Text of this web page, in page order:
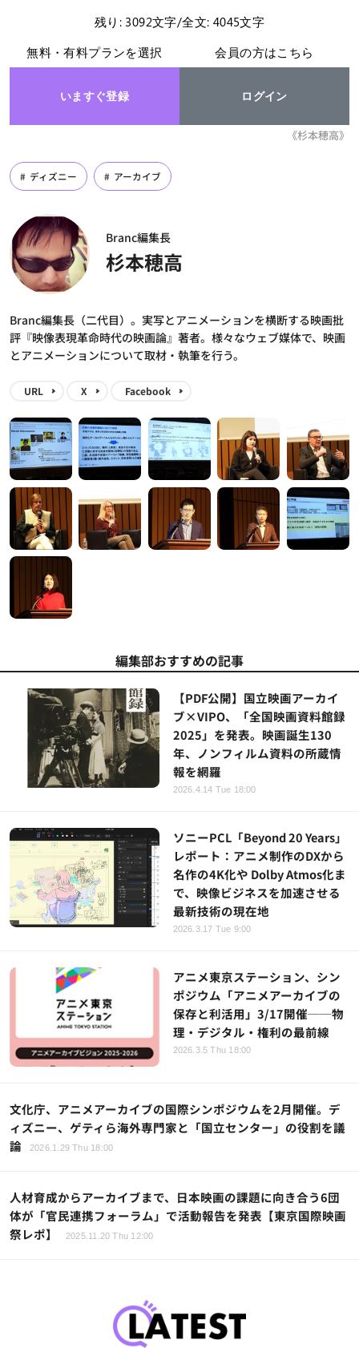
残り: 3092文字/全文: 4045文字
無料・有料プランを選択
いますぐ登録
会員の方はこちら
ログイン
《杉本穂高》
ディズニー アーカイブ
Branc編集長
杉本穂高
Branc編集長（二代目）。実写とアニメーションを横断する映画批
評『映像表現革命時代の映画論』著者。様々なウェブ媒体で、映画
とアニメーションについて取材・執筆を行う。
URL X Facebook
編集部おすすめの記事
【PDF公開】国立映画アーカイ
ブ×VIPO、「全国映画資料館録
2025」を発表。映画誕生130
年、ノンフィルム資料の所蔵情
報を網羅
2026.4.14 Tue 18:00
ソニーPCL「Beyond 20 Years」
レポート：アニメ制作のDXから
名作の4K化や Dolby Atmos化ま
で、映像ビジネスを加速させる
最新技術の現在地
2026.3.17 Tue 9:00
アニメ東京ステーション、シン
ポジウム「アニメアーカイブの
保存と利活用」3/17開催──物
理・デジタル・権利の最前線
2026.3.5 Thu 18:00
文化庁、アニメアーカイブの国際シンポジウムを2月開催。デ
ィズニー、ゲティら海外専門家と「国立センター」の役割を議
論
2026.1.29 Thu 18:00
人材育成からアーカイブまで、日本映画の課題に向き合う6団
体が「官民連携フォーラム」で活動報告を発表【東京国際映画
祭レポ】
2025.11.20 Thu 12:00